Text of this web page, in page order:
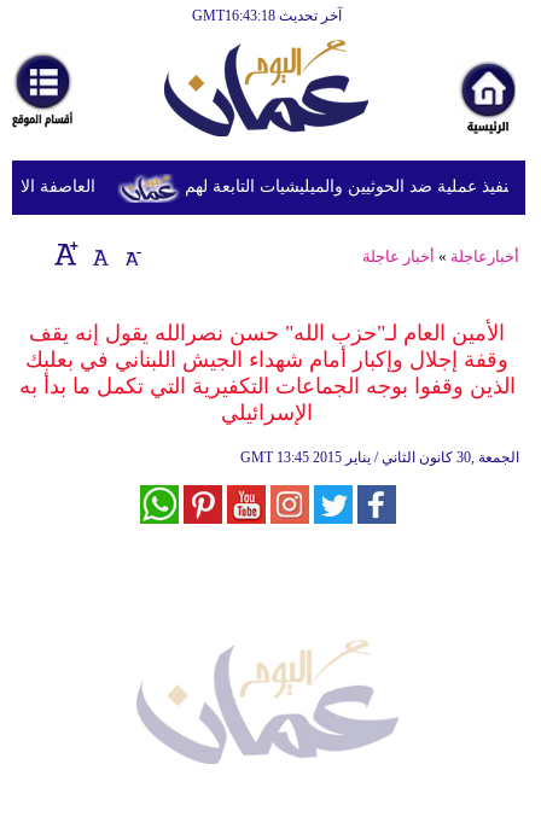
آخر تحديث GMT16:43:18
أخبارعاجلة
رياضة
ثقافة
إقتصاد
وموسيقى
أزياء
العاصفة عملية ضد الحوثيين والميليشيات التابعة لهم
أخبارعاجلة » أخبار عاجلة
الأمين العام لـ"حزب الله" حسن نصرالله يقول إنه يقف
وقفة إجلال وإكبار أمام شهداء الجيش اللبناني في بعلبك
الذين وقفوا بوجه الجماعات التكفيرية التي تكمل ما بدأ به
الإسرائيلي
GMT 13:45 2015 الجمعة ,30 كانون الثاني / يناير